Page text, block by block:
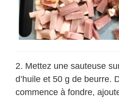
Mettez une sauteuse
d’huile et 50 g de beurre.
commence à fondre,